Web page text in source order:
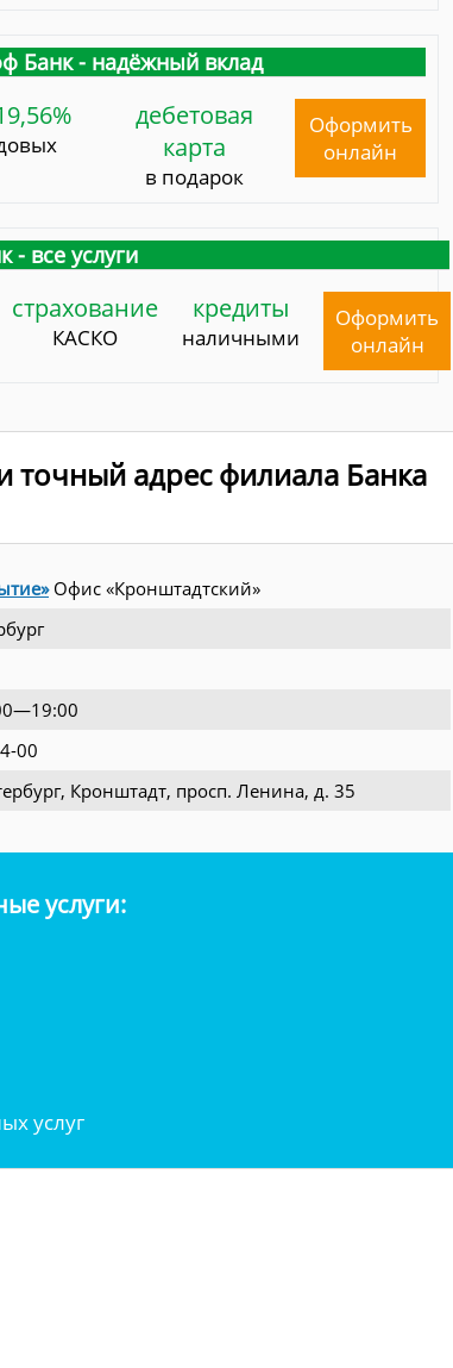
Банк - надёжный вклад
дебетовая
карта
в подарок
Оформить
онлайн
- все услуги
страхование
КАСКО
кредиты
наличными
Оформить
онлайн
точный адрес филиала Банка
Офис «Кронштадтский»
00
Кронштадт, просп. Ленина, д. 35
услуги:
услуг